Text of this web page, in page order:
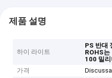
제품 설명
하이 라이트
PS 반대
ROHS는
100 밀
가격